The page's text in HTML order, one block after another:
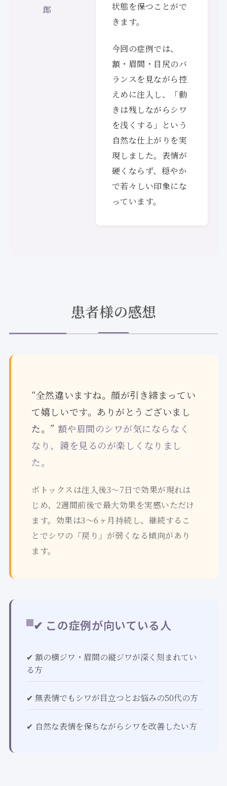
郎
状態を保つことがで
きます。
今回の症例では、
額・眉間・目尻のバ
ランスを見ながら控
えめに注入し、「動
きは残しながらシワ
を浅くする」という
自然な仕上がりを実
現しました。表情が
硬くならず、穏やか
で若々しい印象にな
っています。
患者様の感想
“全然違いますね。顔が引き締まってい
て嬉しいです。ありがとうございまし
た。” 額や眉間のシワが気にならなく
なり、鏡を見るのが楽しくなりまし
た。
ボトックスは注入後3〜7日で効果が現れは
じめ、2週間前後で最大効果を実感いただけ
ます。効果は3〜6ヶ月持続し、継続するこ
とでシワの「戻り」が弱くなる傾向があり
ます。
✔ この症例が向いている人
✔ 額の横ジワ・眉間の縦ジワが深く刻まれてい
る方
✔ 無表情でもシワが目立つとお悩みの50代の方
✔ 自然な表情を保ちながらシワを改善したい方